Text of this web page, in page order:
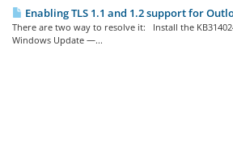
Enabling TLS 1.1 and 1.2 support for
There are two way to resolve it: Install the
Windows Update —...